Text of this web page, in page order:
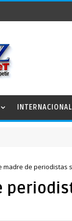
madre de periodistas